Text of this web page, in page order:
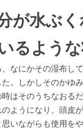
が水ぶ
るよう
なにかその湿布し
。しかしそのかゆ
はそのうちなおる
ようになり、頭皮
いながらも使用を